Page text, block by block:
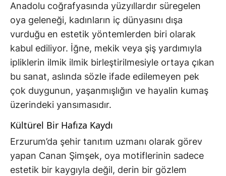
Anadolu coğrafyasında yüzyıllardır süregelen
oya geleneği, kadınların iç dünyasını dışa
vurduğu en estetik yöntemlerden biri olarak
kabul ediliyor. İğne, mekik veya şiş yardımıyla
ipliklerin ilmik ilmik birleştirilmesiyle ortaya çıkan
bu sanat, aslında sözle ifade edilemeyen pek
çok duygunun, yaşanmışlığın ve hayalin kumaş
üzerindeki yansımasıdır.
Kültürel Bir Hafıza Kaydı
Erzurum’da şehir tanıtım uzmanı olarak görev
yapan Canan Şimşek, oya motiflerinin sadece
estetik bir kaygıyla değil, derin bir gözlem